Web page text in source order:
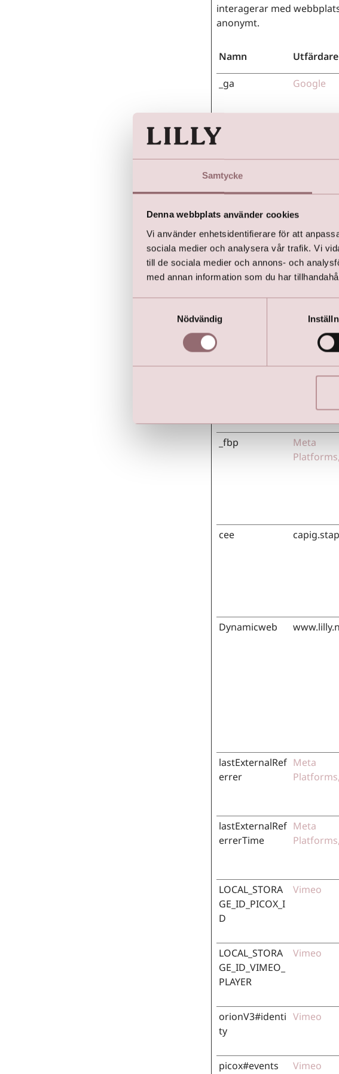
Samtycke
Denna webbplats använder cookies
Vi använder enhetsidentifierare för att
sociala medier och analysera vår trafik. Vi
till de sociala medier och annons- och
med annan information som du har
Nödvändig
interagerar med
anonymt.
Namn Utfärdare
_ga Google
vuid Vimeo
Marknadsföring (10)
Cookies för
Avsikten är att visa
användare, och därmed
_fbp
Meta
cee
Dynamicweb
lastExternalRef
errer
Meta
lastExternalRef
errerTime
Meta
LOCAL_STORA
GE_ID_PICOX_I
D
Vimeo
LOCAL_STORA
GE_ID_VIMEO_
PLAYER
Vimeo
orionV3#identi
ty
Vimeo
picox#events Vimeo